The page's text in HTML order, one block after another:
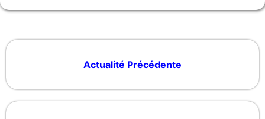
Actualité Précédente